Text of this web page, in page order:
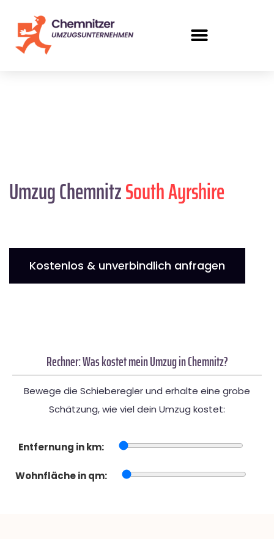
Umzug ChemnitzSouth Ayrshire
Kostenlos & unverbindlich anfragen
Rechner: Was kostet mein Umzug in Chemnitz?
Bewege die Schieberegler und erhalte eine grobe
Schätzung, wie viel dein Umzug kostet:
Entfernung in km:
Wohnfläche in qm: